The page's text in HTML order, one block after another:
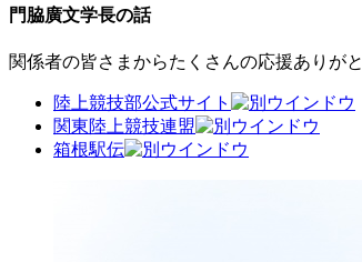
門脇廣文学長の話
関係者の皆さまからたくさんの応援ありが
陸上競技部公式サイト
関東陸上競技連盟
箱根駅伝